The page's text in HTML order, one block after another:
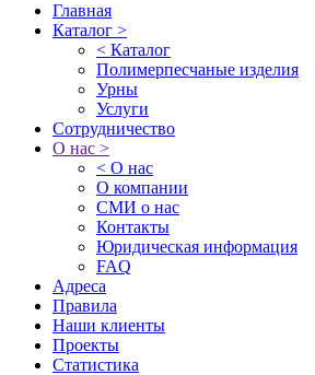
Главная
Каталог >
< Каталог
Полимерпесчаные изделия
Урны
Услуги
Сотрудничество
О нас >
< О нас
О компании
СМИ о нас
Контакты
Юридическая информация
FAQ
Адреса
Правила
Наши клиенты
Проекты
Статистика